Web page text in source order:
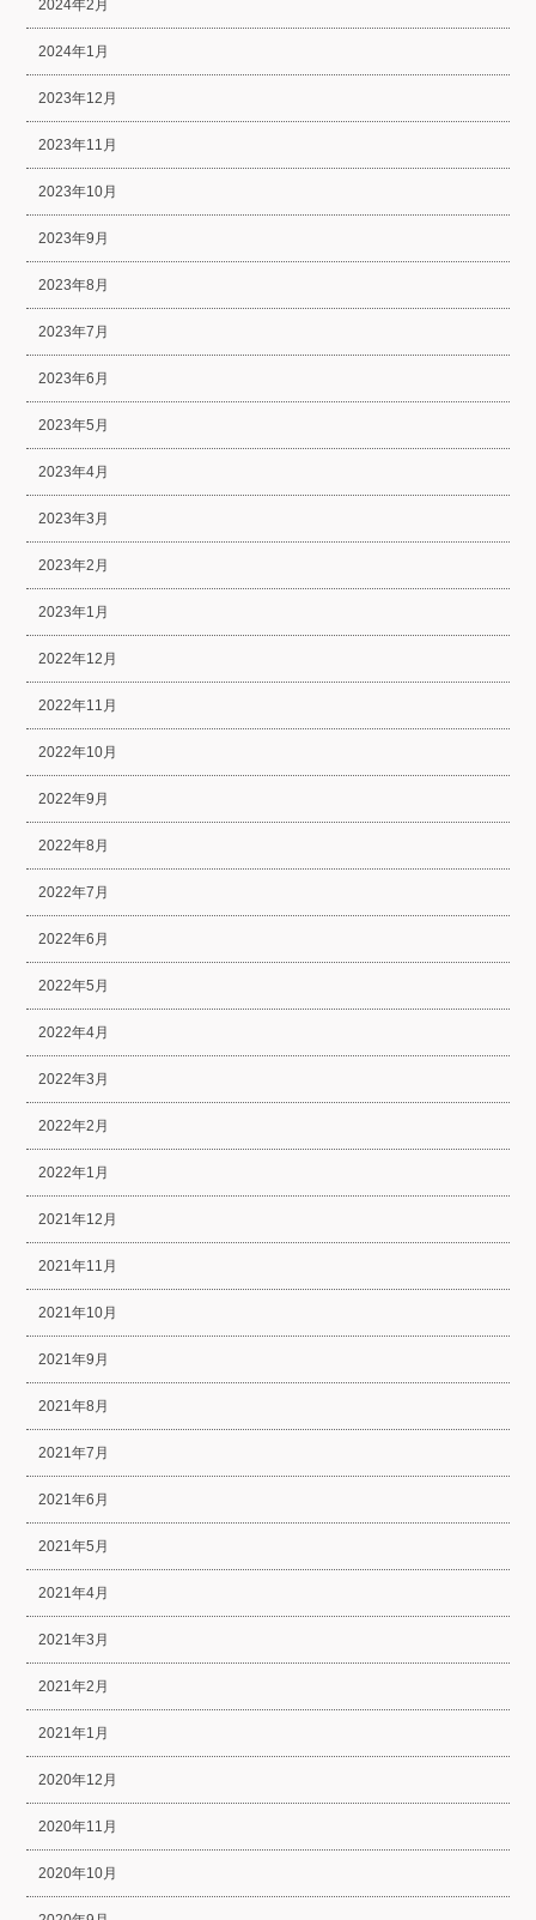
2024年2月
2024年1月
2023年12月
2023年11月
2023年10月
2023年9月
2023年8月
2023年7月
2023年6月
2023年5月
2023年4月
2023年3月
2023年2月
2023年1月
2022年12月
2022年11月
2022年10月
2022年9月
2022年8月
2022年7月
2022年6月
2022年5月
2022年4月
2022年3月
2022年2月
2022年1月
2021年12月
2021年11月
2021年10月
2021年9月
2021年8月
2021年7月
2021年6月
2021年5月
2021年4月
2021年3月
2021年2月
2021年1月
2020年12月
2020年11月
2020年10月